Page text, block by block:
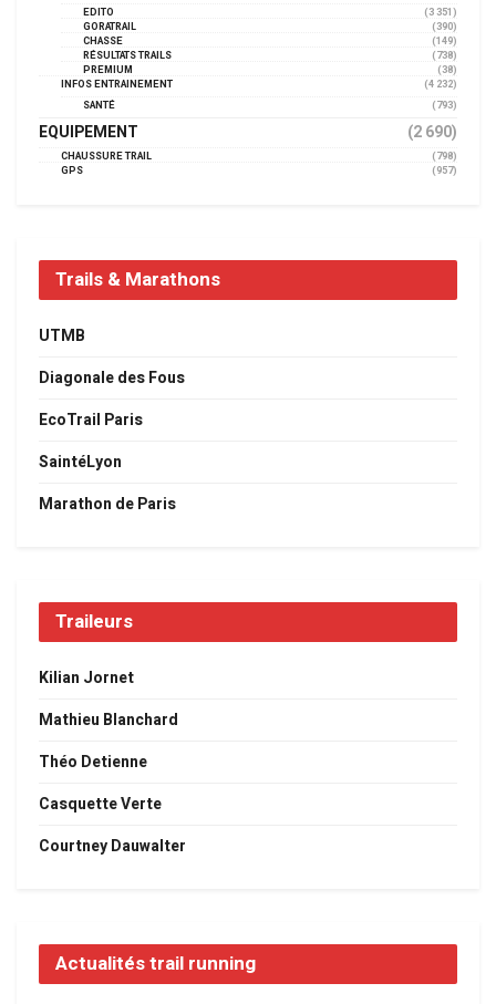
EDITO
(3 351)
GORATRAIL
(390)
CHASSE
(149)
RÉSULTATS TRAILS
(738)
PREMIUM
(38)
INFOS ENTRAINEMENT
(4 232)
SANTÉ
(793)
EQUIPEMENT (2 690)
CHAUSSURE TRAIL
(798)
GPS
(957)
Trails & Marathons
UTMB
Diagonale des Fous
EcoTrail Paris
SaintéLyon
Marathon de Paris
Traileurs
Kilian Jornet
Mathieu Blanchard
Théo Detienne
Casquette Verte
Courtney Dauwalter
Actualités trail running